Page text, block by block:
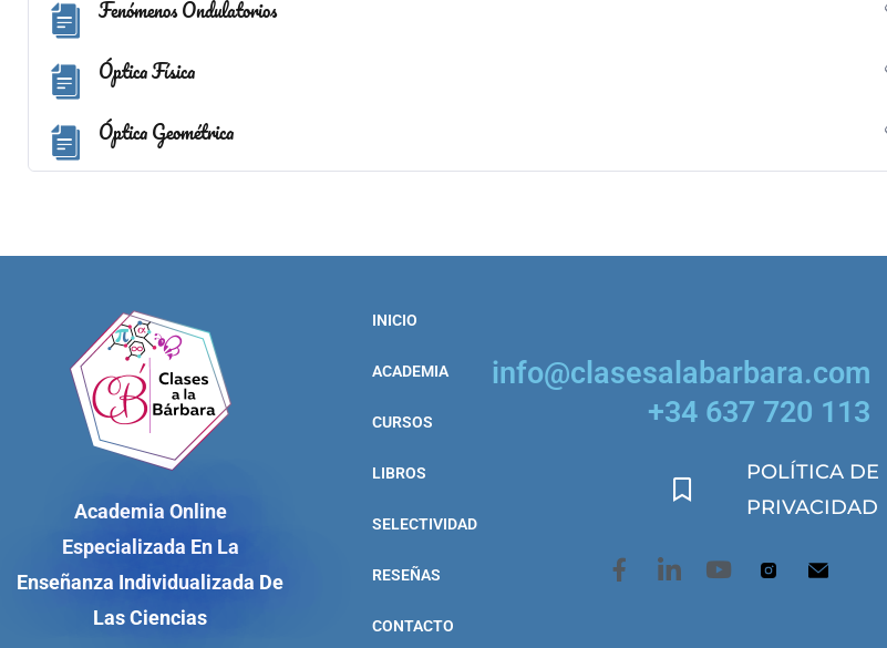
Fenómenos Ondulatorios
Óptica Física
Óptica Geométrica
Academia Online
Especializada En La
Enseñanza Individualizada De
Las Ciencias
INICIO
ACADEMIA
CURSOS
LIBROS
SELECTIVIDAD
RESEÑAS
CONTACTO
info@clasesalabarbara.com
+34 637 720 113
POLÍTICA DE
PRIVACIDAD